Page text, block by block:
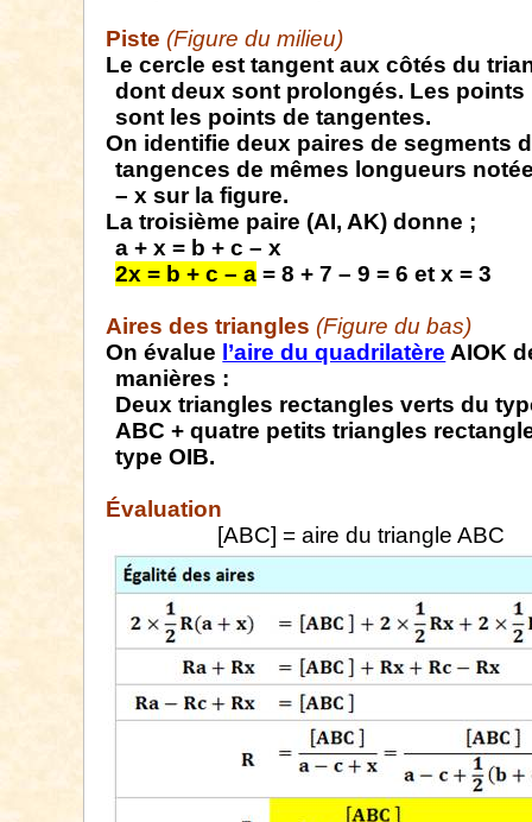
Piste(Figure du milieu)
Le cercle est tangent aux côtés du
dont deux sont prolongés. Les points
sont les points de tangentes.
On identifie deux paires de segments
tangences de mêmes longueurs
– x sur la figure.
La troisième paire (AI, AK) donne ;
a + x = b + c – x
2x = b + c – a= 8 + 7 – 9 = 6 et x = 3
Aires des triangles(Figure du bas)
On évalue l’aire du quadrilatère AIOK
manières :
Deux triangles rectangles verts du
ABC + quatre petits triangles
type OIB.
Évaluation
[ABC] = aire du triangle ABC